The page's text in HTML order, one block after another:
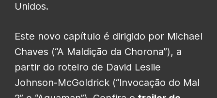
Unidos.
Este novo capítulo é dirigido por Michael
Chaves (“A Maldição da Chorona”), a
partir do roteiro de David Leslie
Johnson-McGoldrick (“Invocação do Mal